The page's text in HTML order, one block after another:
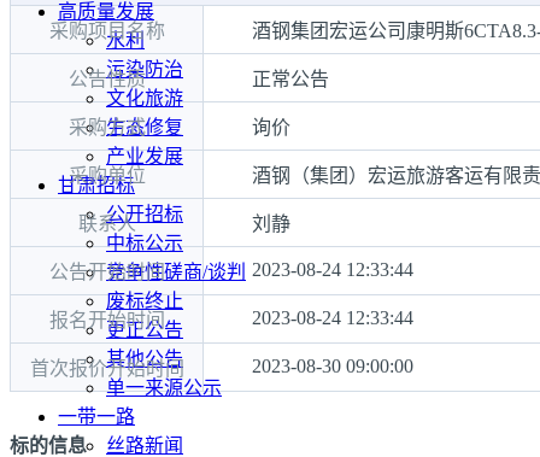
高质量发展
水利
污染防治
文化旅游
生态修复
产业发展
甘肃招标
公开招标
中标公示
竞争性磋商/谈判
废标终止
更正公告
其他公告
单一来源公示
一带一路
丝路新闻
采购项目名称 酒钢集团宏运公司康明斯
公告性质 正常公告
采购方式 询价
采购单位 酒钢（集团）宏运旅游客运有限
联系人 刘静
公告开始时间 2023-08-24 12:33:44
报名开始时间 2023-08-24 12:33:44
首次报价开始时间 2023-08-30 09:00:00
标的信息